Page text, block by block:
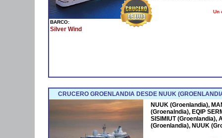
BARCO:
Silver Wind
Un
CRUCERO GROENLANDIA DESDE NUUK
NUUK (Groenlandia),
(Groenalndia), EQIP
SISIMIUT (Groenlandia),
(Groenlandia), NUUK